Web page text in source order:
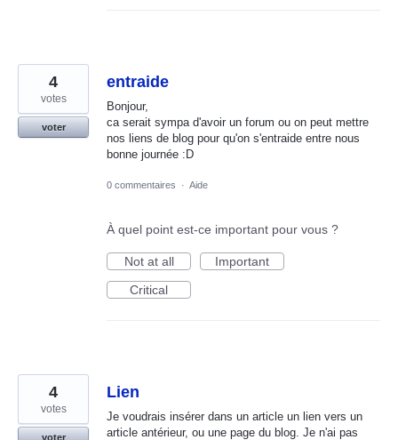
entraide
Bonjour,
ca serait sympa d'avoir un forum ou on peut mettre
nos liens de blog pour qu'on s'entraide entre nous
bonne journée :D
4
votes
voter
0 commentaires · Aide
À quel point est-ce important pour vous ?
Not at all
Important
Critical
Lien
Je voudrais insérer dans un article un lien vers un
article antérieur, ou une page du blog. Je n'ai pas
4
votes
voter